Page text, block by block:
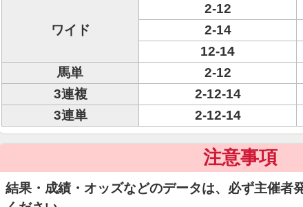
ワイド
2-12
2-14
12-14
馬単
2-12
3連複
2-12-14
3連単
2-12-14
注意事項
結果・成績・オッズなどのデータは、必ず主催者